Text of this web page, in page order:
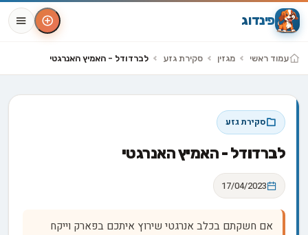
פינדוג
עמוד ראשי מגזין סקירת גזע לברדודל - האמיץ האנרגטי
סקירת גזע
לברדודל - האמיץ האנרגטי
17/04/2023
אם חשקתם בכלב אנרגטי שירוץ איתכם בפארק וייקח